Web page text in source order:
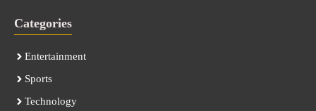
Categories
Entertainment
Sports
Technology